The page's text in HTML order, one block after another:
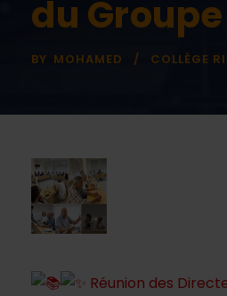
du Groupe
BY MOHAMED COLLÈGE
Réunion des